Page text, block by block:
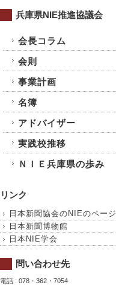
兵庫県NIE推進協議会
会長コラム
会則
事業計画
名簿
アドバイザー
実践校推移
ＮＩＥ兵庫県の歩み
リンク
日本新聞協会のNIEのページ
日本新聞博物館
日本NIE学会
問い合わせ先
電話 : 078・362・7054